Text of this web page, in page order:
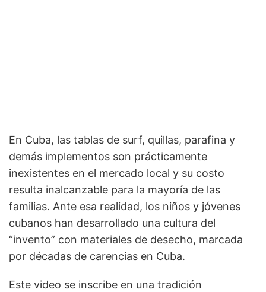
En Cuba, las tablas de surf, quillas, parafina y
demás implementos son prácticamente
inexistentes en el mercado local y su costo
resulta inalcanzable para la mayoría de las
familias. Ante esa realidad, los niños y jóvenes
cubanos han desarrollado una cultura del
“invento” con materiales de desecho, marcada
por décadas de carencias en Cuba.
Este video se inscribe en una tradición